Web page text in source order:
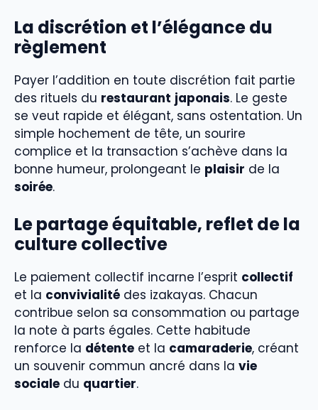
La discrétion et l’élégance du
règlement
Payer l’addition en toute discrétion fait partie
des rituels du restaurant japonais. Le geste
se veut rapide et élégant, sans ostentation. Un
simple hochement de tête, un sourire
complice et la transaction s’achève dans la
bonne humeur, prolongeant le plaisir de la
soirée.
Le partage équitable, reflet de la
culture collective
Le paiement collectif incarne l’esprit collectif
et la convivialité des izakayas. Chacun
contribue selon sa consommation ou partage
la note à parts égales. Cette habitude
renforce la détente et la camaraderie, créant
un souvenir commun ancré dans la vie
sociale du quartier.